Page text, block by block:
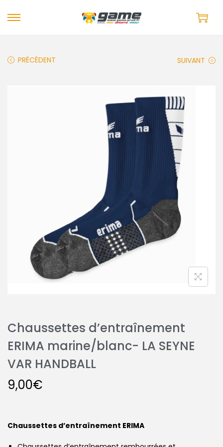
PRÉCÉDENT SUIVANT
Chaussettes d’entraînement
ERIMA marine/blanc- LA SEYNE
VAR HANDBALL
9,00€
Chaussettes d’entraînement ERIMA